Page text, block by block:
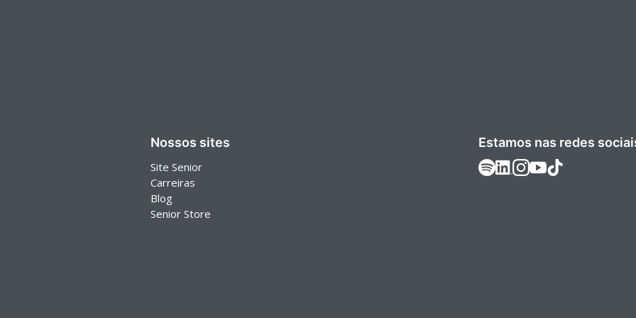
Nossos sites
Site Senior
Carreiras
Blog
Senior Store
Estamos nas redes